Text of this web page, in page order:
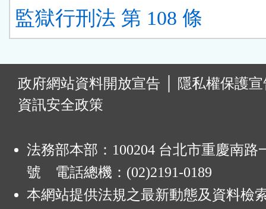
監獄行刑法 第 108 條
政府網站資料開放宣告
隱私權保護
資訊安全政策
法務部本部：100204 台北市重慶南路
號 電話總機：(02)2191-0189
本網站提供法規之最新動態及資料檢